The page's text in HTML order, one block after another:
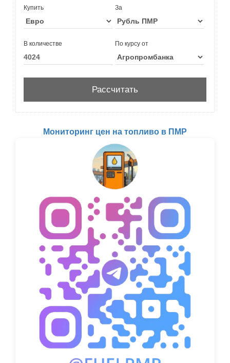
Купить За
В количестве По курсу от
Мониторинг цен на топливо в ПМР